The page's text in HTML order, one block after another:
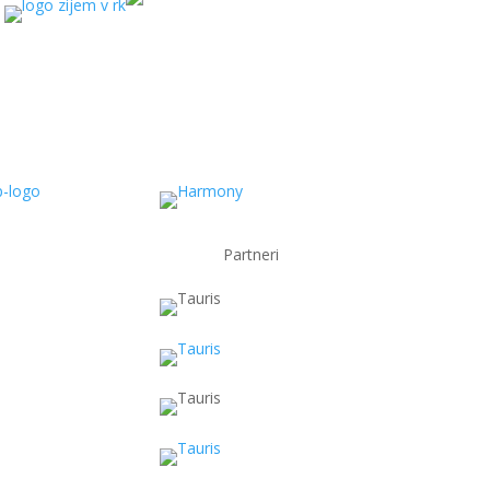
Partneri